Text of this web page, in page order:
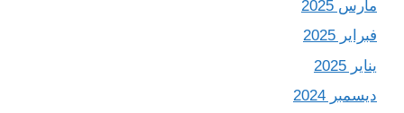
مارس 2025
فبراير 2025
يناير 2025
ديسمبر 2024